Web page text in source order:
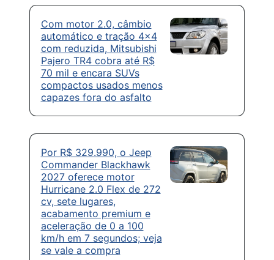
Com motor 2.0, câmbio
automático e tração 4×4
com reduzida, Mitsubishi
Pajero TR4 cobra até R$
70 mil e encara SUVs
compactos usados menos
capazes fora do asfalto
Por R$ 329.990, o Jeep
Commander Blackhawk
2027 oferece motor
Hurricane 2.0 Flex de 272
cv, sete lugares,
acabamento premium e
aceleração de 0 a 100
km/h em 7 segundos; veja
se vale a compra